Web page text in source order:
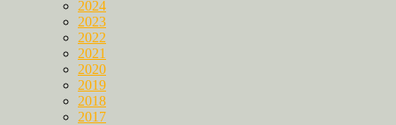
2024
2023
2022
2021
2020
2019
2018
2017